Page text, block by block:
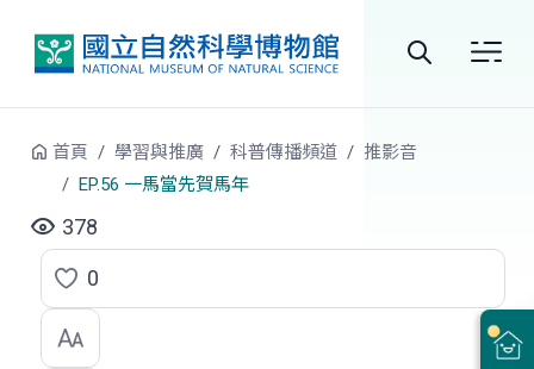
站
首頁 學習與推廣 科普傳播頻道
推影音
EP.56 一馬當先賀馬年
378
點
選
0